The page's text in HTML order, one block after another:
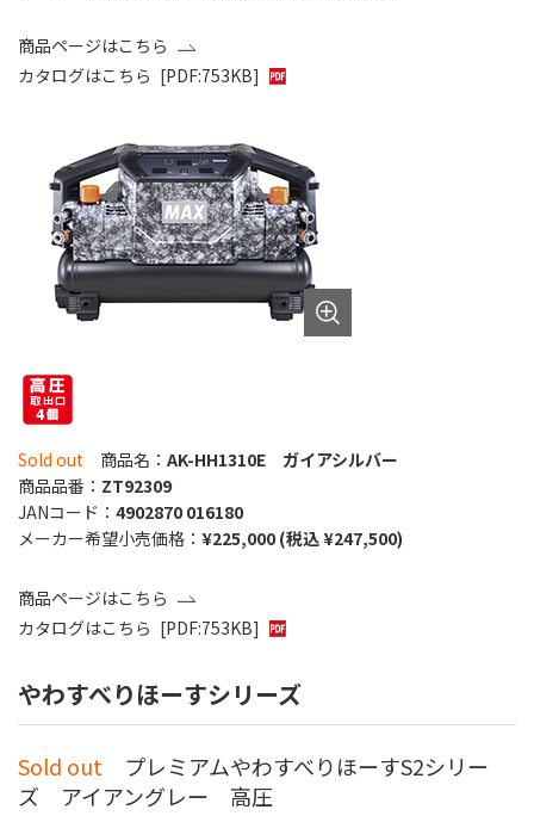
商品ページはこちら
カタログはこちら [PDF:753KB]
Sold out 商品名： AK-HH1310E ガイアシルバー
商品品番： ZT92309
JANコード： 4902870 016180
メーカー希望小売価格： ¥225,000 (税込 ¥247,500)
商品ページはこちら
カタログはこちら [PDF:753KB]
やわすべりほーすシリーズ
Sold out プレミアムやわすべりほーすS2シリー
ズ アイアングレー 高圧